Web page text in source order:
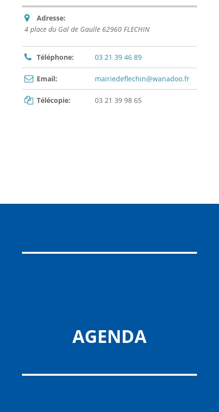
Adresse:
4 place du Gal de Gaulle 62960 FLECHIN
Téléphone: 03 21 39 46 89
Email: mairiedeflechin@wanadoo.fr
Télécopie: 03 21 39 98 65
AGENDA